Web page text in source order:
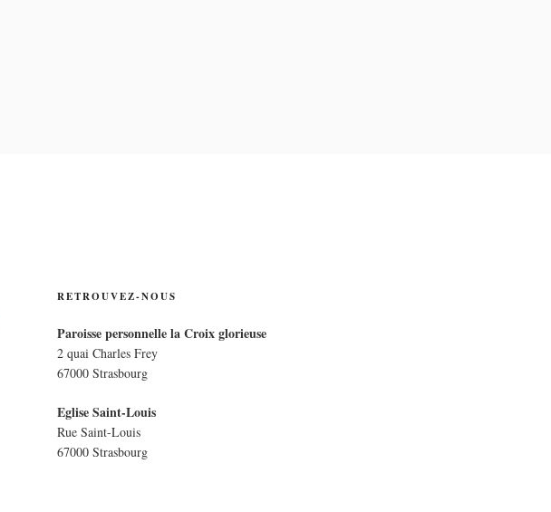
RETROUVEZ-NOUS
Paroisse personnelle la Croix glorieuse
2 quai Charles Frey
67000 Strasbourg
Eglise Saint-Louis
Rue Saint-Louis
67000 Strasbourg